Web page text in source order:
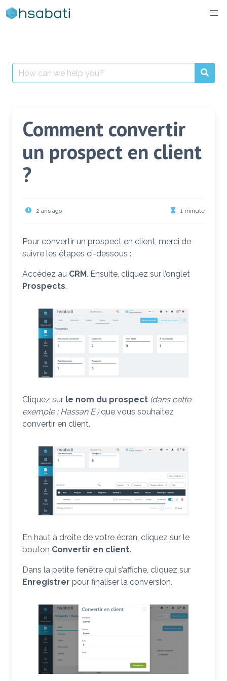
Skip
to
Search
for:
Comment convertir
un prospect en client
?
2 ans ago 1 minute
Pour convertir un prospect en client, merci de
suivre les étapes ci-dessous :
Accédez au CRM. Ensuite, cliquez sur l’onglet
Prospects.
Cliquez sur le nom du prospect (dans cette
exemple : Hassan E.)que vous souhaitez
convertir en client.
En haut à droite de votre écran, cliquez sur le
bouton Convertir en client.
Dans la petite fenêtre qui s’affiche, cliquez sur
Enregistrer pour finaliser la conversion.